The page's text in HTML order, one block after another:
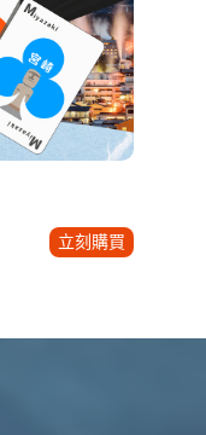
立刻購買